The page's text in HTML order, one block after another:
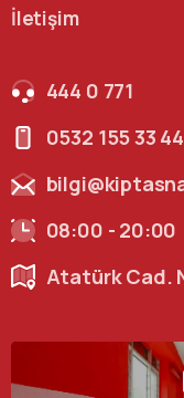
İletişim
444 0 771
0532 155 33 44
08:00 - 20:00
Atatürk Cad.